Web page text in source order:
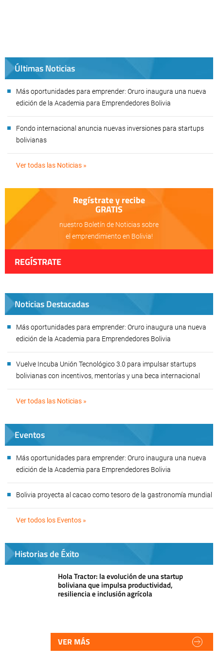
Últimas Noticias
Más oportunidades para emprender: Oruro inaugura una nueva
edición de la Academia para Emprendedores Bolivia
Fondo internacional anuncia nuevas inversiones para startups
bolivianas
Ver todas las Noticias »
Regístrate y recibe
GRATIS
nuestro Boletín de Noticias sobre
el emprendimiento en Bolivia!
REGÍSTRATE
Noticias Destacadas
Más oportunidades para emprender: Oruro inaugura una nueva
edición de la Academia para Emprendedores Bolivia
Vuelve Incuba Unión Tecnológico 3.0 para impulsar startups
bolivianas con incentivos, mentorías y una beca internacional
Ver todas las Noticias »
Eventos
Más oportunidades para emprender: Oruro inaugura una nueva
edición de la Academia para Emprendedores Bolivia
Bolivia proyecta al cacao como tesoro de la gastronomía mundial
Ver todos los Eventos »
Historias de Éxito
Hola Tractor: la evolución de una startup
boliviana que impulsa productividad,
resiliencia e inclusión agrícola
VER MÁS